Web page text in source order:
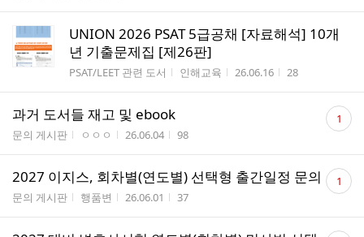
UNION 2026 PSAT 5급공채 [자료해석] 10개
년 기출문제집 [제26판]
게시판명
PSAT/LEET 관련 도서 작성자
인해교육 작성시간
26.06.16 조회수
28
과거 도서들 재고 및 ebook
게시판명
문의 게시판 작성자
ㅇㅇㅇ 작성시간
26.06.04 조회수
98
댓
글 1
2027 이지스, 회차별(연도별) 선택형 출간일정 문의
게시판명
문의 게시판 작성자
행품변 작성시간
26.06.01 조회수
37
댓
글 1
댓